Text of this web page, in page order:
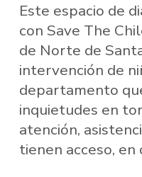
Este espacio de
con Save The
de Norte de
intervención de
departamento
inquietudes en
atención,
tienen acceso, en